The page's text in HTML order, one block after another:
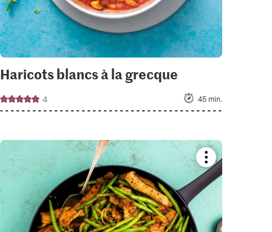
Haricots blancs à la grecque
4 45 min.
Bookmark
recipe
or
add
to
your
collections.